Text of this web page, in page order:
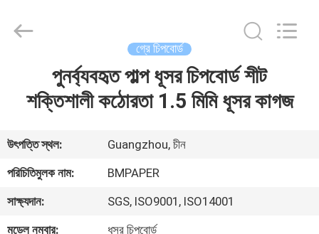
আমাদের
সম্বন্ধে
CO.,LTD.
গ্রে চিপবোর্ড
পুনর্ব্যবহৃত পাল্প ধূসর চিপবোর্ড শীট
শক্তিশালী কঠোরতা 1.5 মিমি ধূসর কাগজ
উৎপত্তি স্থল:
Guangzhou, চীন
পরিচিতিমুলক নাম:
BMPAPER
সাক্ষ্যদান:
SGS, ISO9001, ISO14001
মডেল নম্বার:
ধূসর চিপবোর্ড